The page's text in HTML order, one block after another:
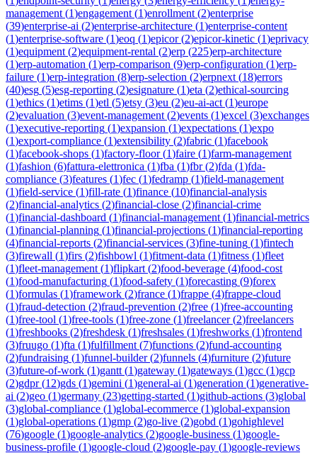
management (1)engagement (1)enrollment (2)enterprise
(39)enterprise-ai (2)enterprise-architecture (1)enterprise-content
(1)enterprise-software (1)eoq (1)epicor(2)epicor-kinetic (1)eprivacy
(1)equipment (2)equipment-rental (2)erp (225)erp-architecture
(1)erp-automation (1)erp-comparison (9)erp-configuration (1)erp-
failure (1)erp-integration (8)erp-selection (2)erpnext (18)errors
(40)esg (5)esg-reporting (2)esignature (1)eta (2)ethical-sourcing
(1)ethics (1)etims (1)etl (5)etsy (3)eu (2)eu-ai-act (1)europe
(2)evaluation (3)event-management (2)events (1)excel (3)exchanges
(1)executive-reporting (1)expansion (1)expectations (1)expo
(1)export-compliance (1)extensibility (2)fabric (1)facebook
(1)facebook-shops (1)factory-floor(1)faire (1)farm-management
(1)fashion (6)fattura-elettronica (1)fba (1)fbr(2)fda (1)fda-
compliance (3)features (1)fec (1)fedramp (1)field-management
(1)field-service (1)fill-rate (1)finance (10)financial-analysis
(2)financial-analytics (2)financial-close (2)financial-crime
(1)financial-dashboard (1)financial-management (1)financial-metrics
(1)financial-planning (1)financial-projections (1)financial-reporting
(4)financial-reports (2)financial-services (3)fine-tuning (1)fintech
(3)firewall (1)firs (2)fishbowl (1)fitment-data (1)fitness (1)fleet
(1)fleet-management (1)flipkart (2)food-beverage (4)food-cost
(1)food-manufacturing (1)food-safety (1)forecasting (9)forex
(1)formulas (1)framework (2)france (1)frappe (4)frappe-cloud
(1)fraud-detection (2)fraud-prevention (2)free (1)free-accounting
(1)free-tool (1)free-tools (1)free-zone (1)freelancer(2)freelancers
(1)freshbooks (2)freshdesk (1)freshsales (1)freshworks (1)frontend
(3)fruugo (1)fta (1)fulfillment (7)functions (2)fund-accounting
(2)fundraising (1)funnel-builder(2)funnels (4)furniture (2)future
(3)future-of-work (1)gantt (1)gateway (1)gateways (1)gcc (1)gcp
(2)gdpr(12)gds (1)gemini (1)general-ai (1)generation (1)generative-
ai (2)geo (1)germany (23)getting-started (1)github-actions (3)global
(3)global-compliance (1)global-ecommerce (1)global-expansion
(1)global-operations (1)gmp (2)go-live (2)gobd (1)gohighlevel
(76)google (1)google-analytics (2)google-business (1)google-
business-profile (1)google-cloud (2)google-pay (1)google-reviews